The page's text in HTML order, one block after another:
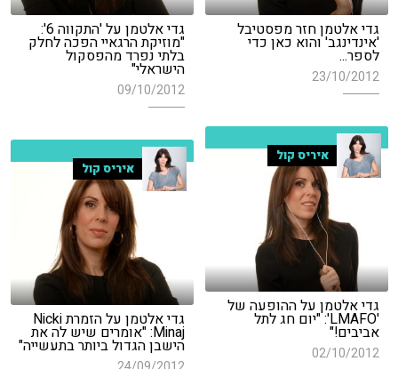
גדי אלטמן חזר מפסטיבל
'אינדינגב' והוא כאן כדי
לספר...
23/10/2012
גדי אלטמן על 'התקווה 6':
"מוזיקת הרגאיי הפכה לחלק
בלתי נפרד מהפסקול
הישראלי"
09/10/2012
איריס קול
גדי אלטמן על ההופעה של
'LMAFO': "יום חג לתל
אביבים!"
02/10/2012
איריס קול
גדי אלטמן על הזמרת Nicki
Minaj: "אומרים שיש לה את
הישבן הגדול ביותר בתעשייה"